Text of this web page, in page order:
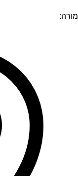
מורה: